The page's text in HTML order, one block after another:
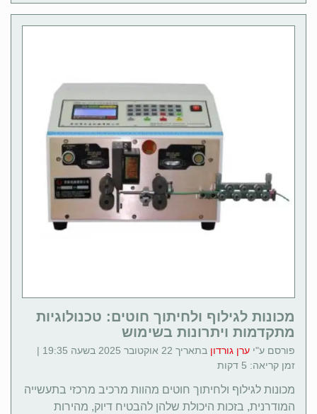
מכונות לגילוף ולחיתוך חוטים: טכנולוגיות
מתקדמות ויתרונות בשימוש
פורסם ע"י ערן גורדון
בתאריך 22 אוקטובר 2025 בשעה 19:35 |
זמן קריאה: 5 דקות
מכונות לגילוף ולחיתוך חוטים מהוות מרכיב מרכזי בתעשייה
המודרנית, בזכות היכולת שלהן להבטיח דיוק, מהירות